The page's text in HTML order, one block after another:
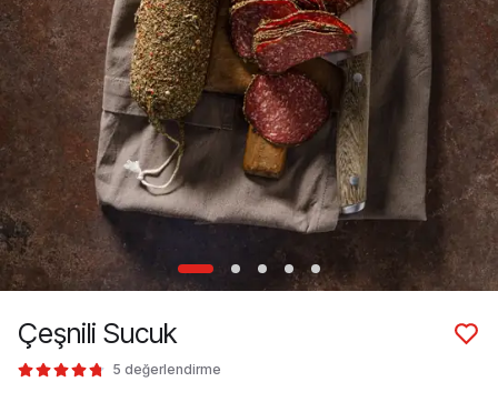
Çeşnili Sucuk
5 değerlendirme